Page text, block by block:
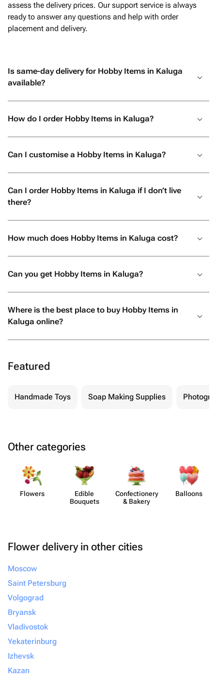
assess the delivery prices. Our support service is always
ready to answer any questions and help with order
placement and delivery.
Is same-day delivery for Hobby Items in Kaluga
available?
How do I order Hobby Items in Kaluga?
Can I customise a Hobby Items in Kaluga?
Can I order Hobby Items in Kaluga if I don’t live
there?
How much does Hobby Items in Kaluga cost?
Can you get Hobby Items in Kaluga?
Where is the best place to buy Hobby Items in
Kaluga online?
Featured
Handmade Toys Soap Making Supplies
Other categories
Flowers
Edible
Bouquets
Confect​ionery
& Bakery
Balloons
Flower delivery in other cities
Moscow
Saint Petersburg
Volgograd
Bryansk
Vladivostok
Yekaterinburg
Izhevsk
Kazan